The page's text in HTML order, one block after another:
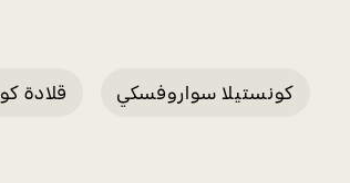
كونستيلا سواروفسكي قلادة